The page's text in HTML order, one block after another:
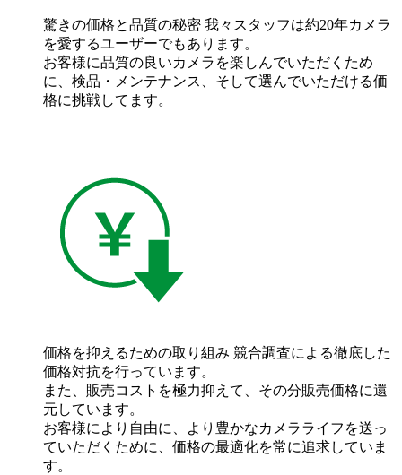
驚きの価格と品質の秘密 我々スタッフは約20年カメラ
を愛するユーザーでもあります。
お客様に品質の良いカメラを楽しんでいただくため
に、検品・メンテナンス、そして選んでいただける価
格に挑戦してます。
価格を抑えるための取り組み 競合調査による徹底した
価格対抗を行っています。
また、販売コストを極力抑えて、その分販売価格に還
元しています。
お客様により自由に、より豊かなカメラライフを送っ
ていただくために、価格の最適化を常に追求していま
す。